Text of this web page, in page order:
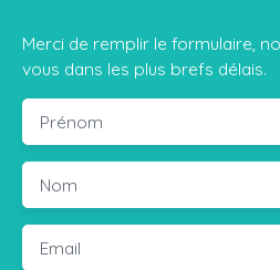
Merci de remplir le formulaire,
vous dans les plus brefs délais.
Prénom
Nom
Email